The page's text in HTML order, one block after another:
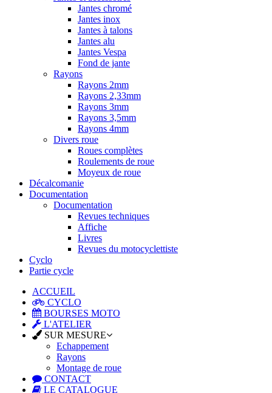
Jantes chromé
Jantes inox
Jantes à talons
Jantes alu
Jantes Vespa
Fond de jante
Rayons
Rayons 2mm
Rayons 2,33mm
Rayons 3mm
Rayons 3,5mm
Rayons 4mm
Divers roue
Roues complètes
Roulements de roue
Moyeux de roue
Décalcomanie
Documentation
Documentation
Revues techniques
Affiche
Livres
Revues du motocyclettiste
Cyclo
Partie cycle
ACCUEIL
CYCLO
BOURSES MOTO
L'ATELIER
SUR MESURE
Echappement
Rayons
Montage de roue
CONTACT
LE CATALOGUE